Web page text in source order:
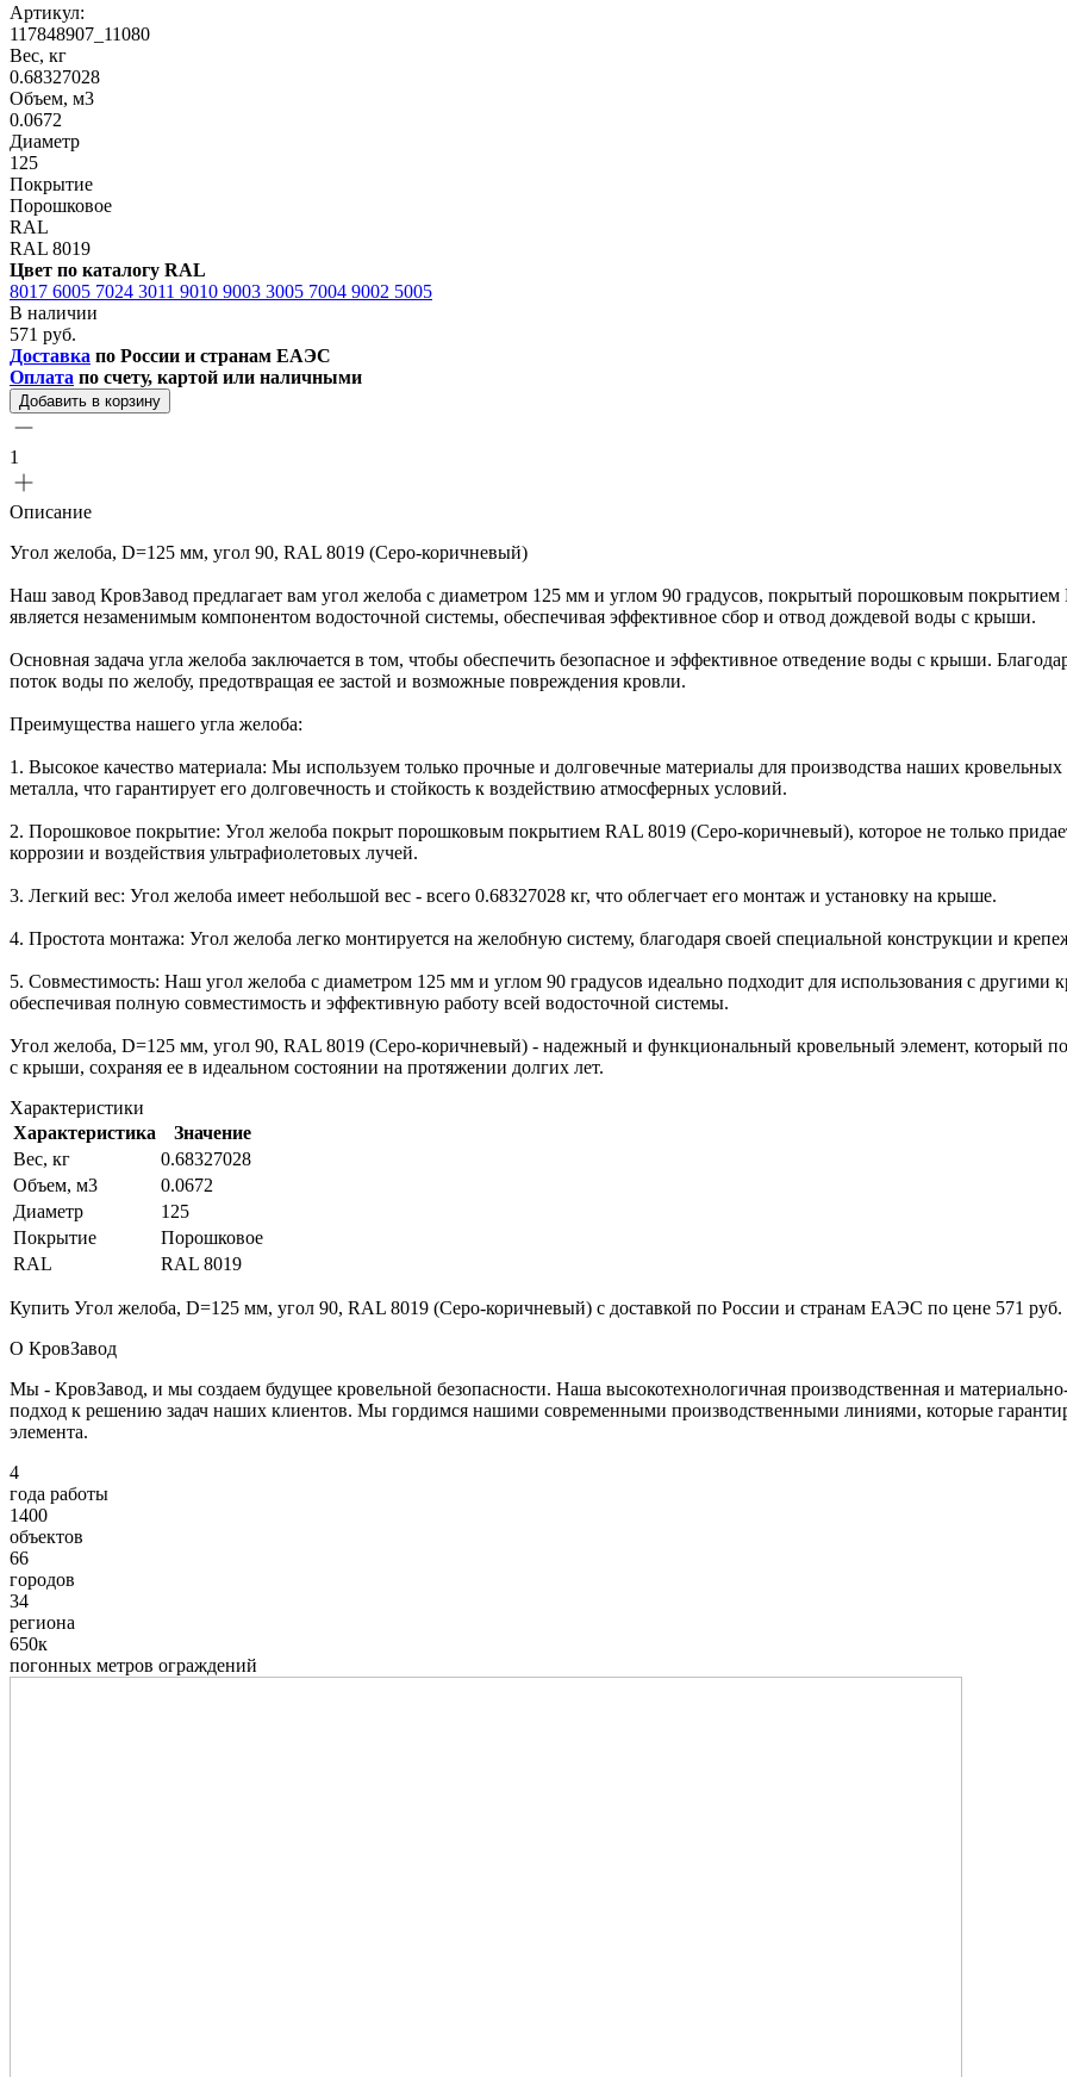
Артикул:
117848907_11080
Вес, кг
0.68327028
Объем, м3
0.0672
Диаметр
125
Покрытие
Порошковое
RAL
RAL 8019
Цвет по каталогу RAL
8017 6005 7024 3011 9010 9003 3005 7004 9002 5005
В наличии
571 руб.
Доставка по России и странам ЕАЭС
Оплата по счету, картой или наличными
Добавить в корзину
1
Описание
Угол желоба, D=125 мм, угол 90, RAL 8019 (Серо-коричневый)
Наш завод КровЗавод предлагает вам угол желоба с диаметром 125 мм и углом 90 градусов, покрытый порошковым
является незаменимым компонентом водосточной системы, обеспечивая эффективное сбор и отвод дождевой воды с крыши.
Основная задача угла желоба заключается в том, чтобы обеспечить безопасное и эффективное отведение воды с крыши.
поток воды по желобу, предотвращая ее застой и возможные повреждения кровли.
Преимущества нашего угла желоба:
1. Высокое качество материала: Мы используем только прочные и долговечные материалы для производства наших
металла, что гарантирует его долговечность и стойкость к воздействию атмосферных условий.
2. Порошковое покрытие: Угол желоба покрыт порошковым покрытием RAL 8019 (Серо-коричневый), которое не только
коррозии и воздействия ультрафиолетовых лучей.
3. Легкий вес: Угол желоба имеет небольшой вес - всего 0.68327028 кг, что облегчает его монтаж и установку на крыше.
4. Простота монтажа: Угол желоба легко монтируется на желобную систему, благодаря своей специальной конструкции и
5. Совместимость: Наш угол желоба с диаметром 125 мм и углом 90 градусов идеально подходит для использования с другими
обеспечивая полную совместимость и эффективную работу всей водосточной системы.
Угол желоба, D=125 мм, угол 90, RAL 8019 (Серо-коричневый) - надежный и функциональный кровельный элемент, который
с крыши, сохраняя ее в идеальном состоянии на протяжении долгих лет.
Характеристики
Характеристика
Значение
Вес, кг
0.68327028
Объем, м3
0.0672
Диаметр
125
Покрытие
Порошковое
RAL
RAL 8019
Купить Угол желоба, D=125 мм, угол 90, RAL 8019 (Серо-коричневый) с доставкой по России и странам ЕАЭС по цене 571 руб.
О КровЗавод
Мы - КровЗавод, и мы создаем будущее кровельной безопасности. Наша высокотехнологичная производственная и
подход к решению задач наших клиентов. Мы гордимся нашими современными производственными линиями, которые
элемента.
4
года работы
1400
объектов
66
городов
34
региона
650к
погонных метров ограждений